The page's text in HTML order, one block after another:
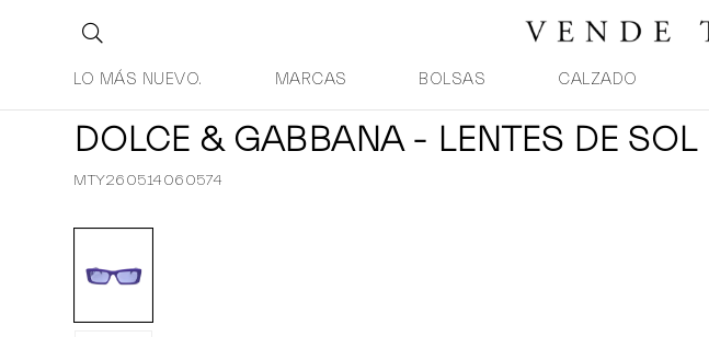
LO MÁS NUEVO. MARCAS BOLSAS CALZADO
DOLCE & GABBANA - LENTES DE SOL
MTY260514060574